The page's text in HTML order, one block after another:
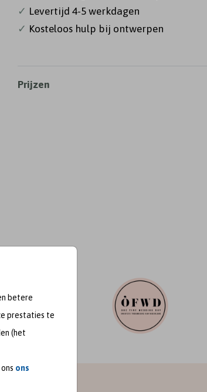
betere
prestaties te
(het
ons
Enveloppenkist
✓ Levertijd 4-5 werkdagen
✓ Kosteloos hulp bij ontwerpen
Prijzen